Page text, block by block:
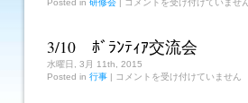
開
は
Posted in 研修会 |
看
護
部
コメントを受け付けていません
3/10 ﾎﾞﾗﾝﾃｨｱ交流会
水曜日, 3月 11th, 2015
Posted in 行事 | 3/10
コメントを受け付けていません